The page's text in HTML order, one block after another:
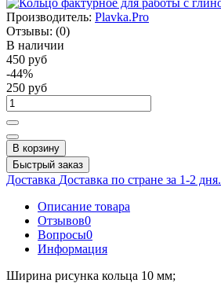
Производитель: Plavka.Pro
Отзывы: (0)
В наличии
450 руб
-44%
250 руб
В корзину
Быстрый заказ
Доставка Доставка по стране за 1-2 дня.
Описание товара
Отзывов0
Вопросы0
Информация
Ширина рисунка кольца 10 мм;